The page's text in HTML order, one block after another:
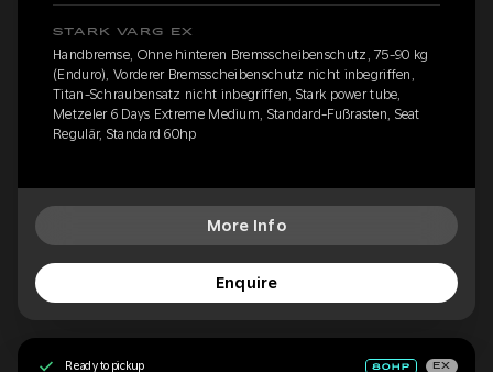
STARK VARG EX
Handbremse, Ohne hinteren Bremsscheibenschutz, 75-90 kg
(Enduro), Vorderer Bremsscheibenschutz nicht inbegriffen,
Titan-Schraubensatz nicht inbegriffen, Stark power tube,
Metzeler 6 Days Extreme Medium, Standard-Fußrasten, Seat
Regulär, Standard 60hp
More Info
Enquire
Ready to pickup EX